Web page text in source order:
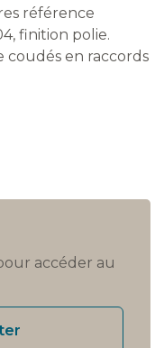
référence
finition polie.
en raccords
accéder au